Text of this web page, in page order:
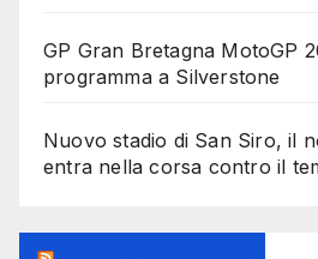
GP Gran Bretagna MotoGP
programma a Silverstone
Nuovo stadio di San Siro, il
entra nella corsa contro il